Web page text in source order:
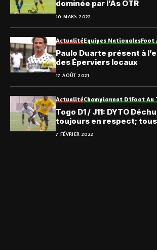
dominée par l’As OTR
10 MARS 2022
ActualitéEquipes NationalesFoot
Paulo Duarte présent à
des Éperviers locaux
17 AOÛT 2021
ActualitéChampionnat D1Foot Au
Togo D1 / J11: DYTO
toujours en respect;
7 FÉVRIER 2022